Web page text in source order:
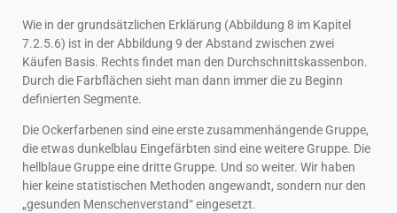
Wie in der grundsätzlichen Erklärung (Abbildung 8 im Kapitel
7.2.5.6) ist in der Abbildung 9 der Abstand zwischen zwei
Käufen Basis. Rechts findet man den Durchschnittskassenbon.
Durch die Farbflächen sieht man dann immer die zu Beginn
definierten Segmente.
Die Ockerfarbenen sind eine erste zusammenhängende Gruppe,
die etwas dunkelblau Eingefärbten sind eine weitere Gruppe. Die
hellblaue Gruppe eine dritte Gruppe. Und so weiter. Wir haben
hier keine statistischen Methoden angewandt, sondern nur den
„gesunden Menschenverstand“ eingesetzt.